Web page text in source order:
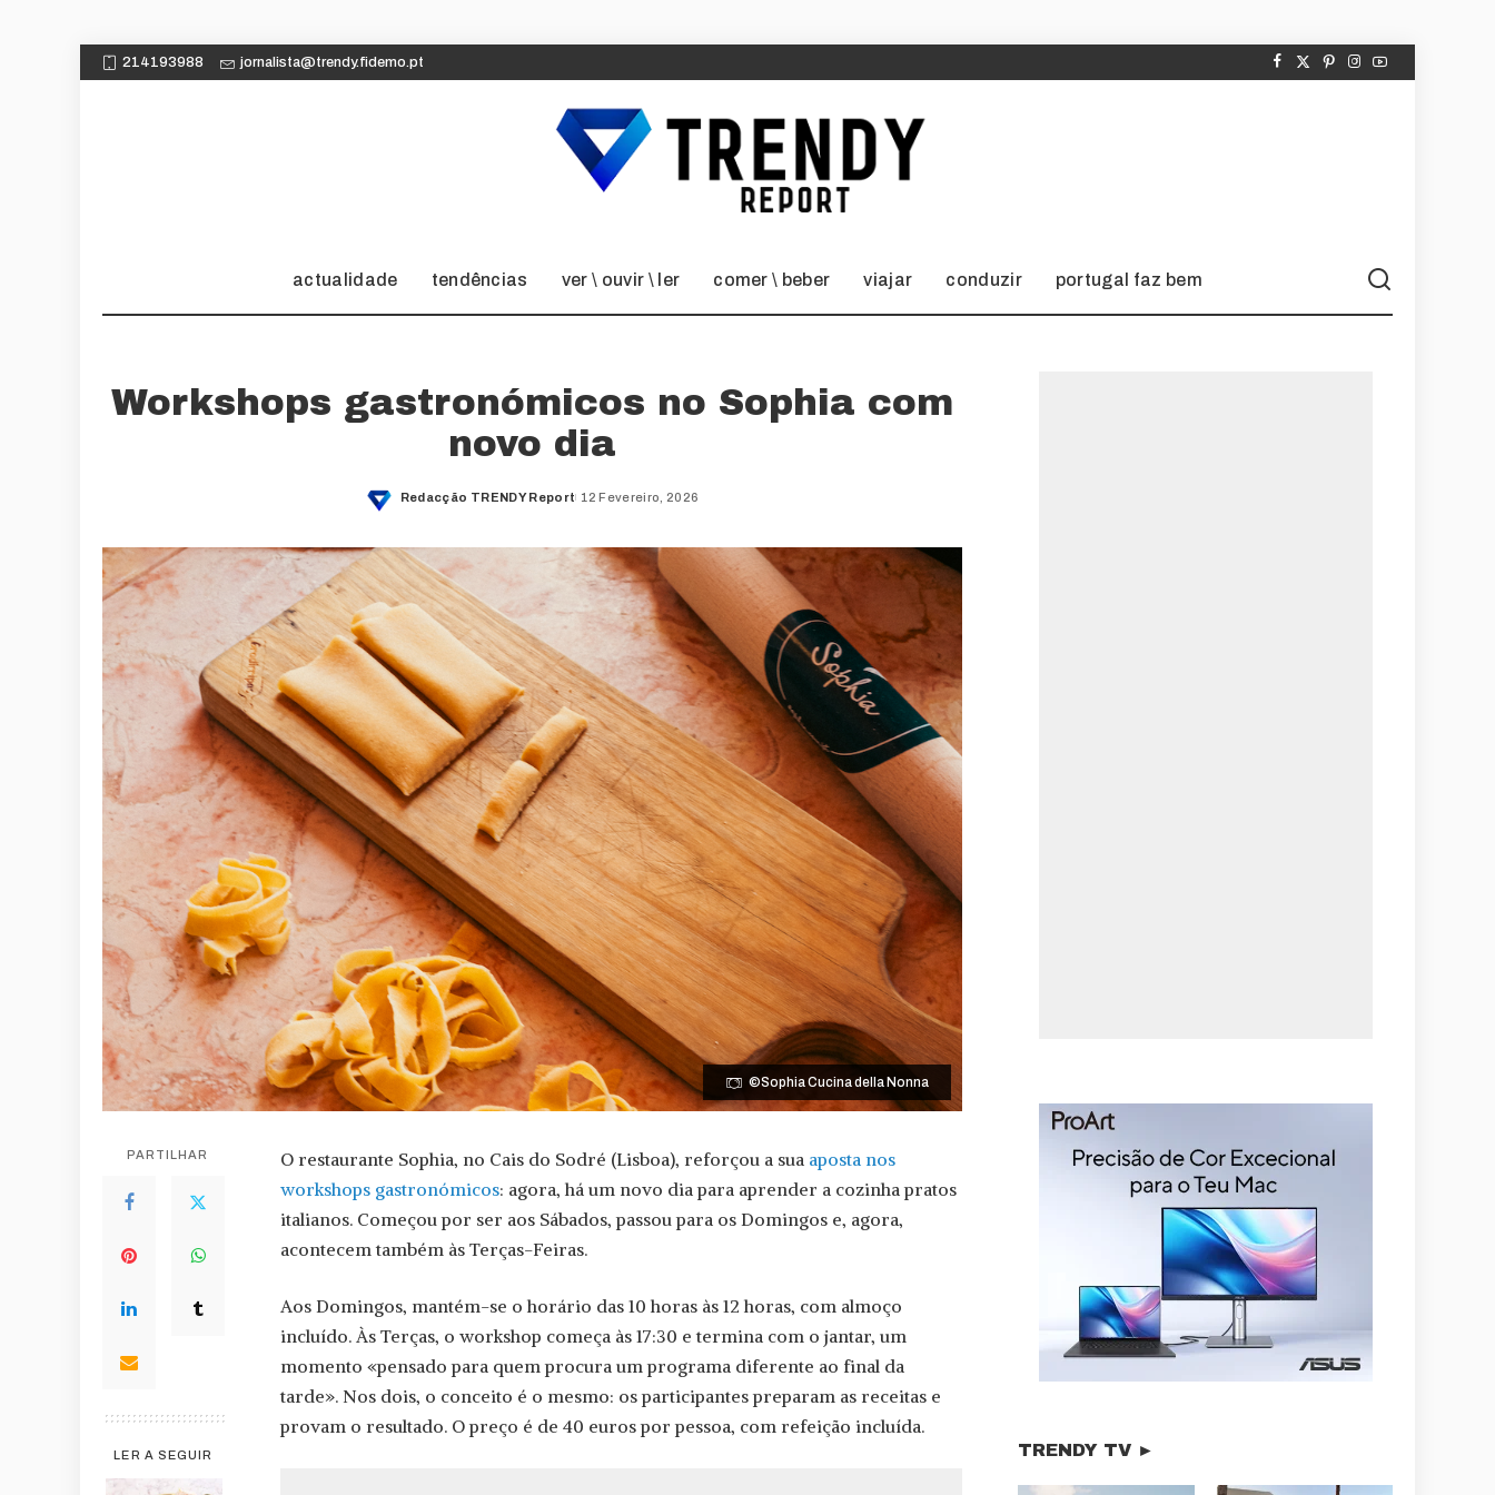
214193988 jornalista@trendy.fidemo.pt
actualidade tendências ver \ ouvir \ ler comer \ beber viajar conduzir portugal faz bem
Workshops gastronómicos no Sophia com
novo dia
Posted
Redacção TRENDY Report 12 Fevereiro, 2026
©Sophia Cucina della Nonna
PARTILHAR
LER A SEGUIR
O restaurante Sophia, no Cais do Sodré (Lisboa), reforçou a sua aposta nos
workshops gastronómicos: agora, há um novo dia para aprender a cozinha pratos
italianos. Começou por ser aos Sábados, passou para os Domingos e, agora,
acontecem também às Terças-Feiras.
Aos Domingos, mantém-se o horário das 10 horas às 12 horas, com almoço
incluído. Às Terças, o workshop começa às 17:30 e termina com o jantar, um
momento «pensado para quem procura um programa diferente ao final da
tarde». Nos dois, o conceito é o mesmo: os participantes preparam as receitas e
provam o resultado. O preço é de 40 euros por pessoa, com refeição incluída.
TRENDY TV ►